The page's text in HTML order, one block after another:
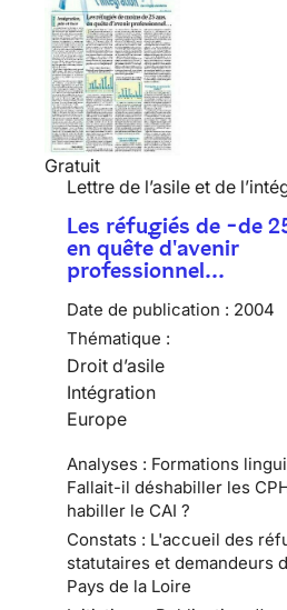
Gratuit
Lettre de l’asile et de
Les réfugiés de -de
en quête d'avenir
professionnel…
Date de publication : 2004
Thématique :
Droit d’asile
Intégration
Europe
Analyses : Formations
Fallait-il déshabiller les
habiller le CAI ?
Constats : L'accueil des
statutaires et demandeurs
Pays de la Loire